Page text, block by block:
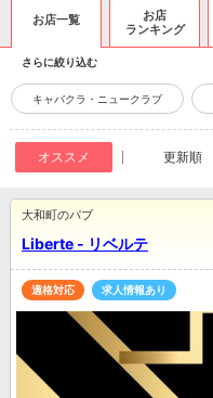
お店一覧
お店
ランキング
さらに絞り込む
キャバクラ・ニュークラブ
オススメ 更新順
Liberte - リベルテ
大和町のパブ
適格対応 求人情報あり